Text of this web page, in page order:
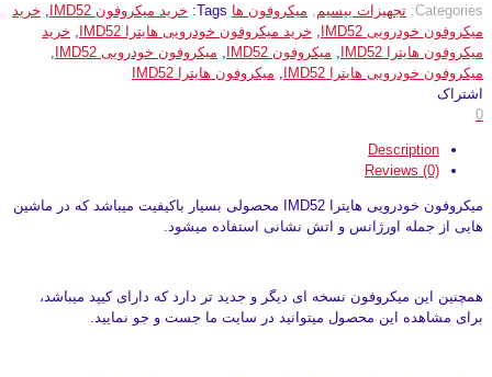
Categories: تجهیزات بیسیم میکروفون ها Tags: خرید میکروفون IMD52
خرید
میکروفون خودرویی IMD52
خرید میکروفون خودرویی هایترا IMD52
خرید
میکروفون هایترا IMD52
میکروفون IMD52 میکروفون خودرویی IMD52
میکروفون خودرویی هایترا IMD52
میکروفون هایترا IMD52
اشتراک
0
Description
Reviews (0)
میکروفون خودرویی هایترا IMD52 محصولی بسیار باکیفیت میباشد که در ماشین
هایی از جمله اورژانس و اتش نشانی استفاده میشود.
همچنین این میکروفون نسخه ای دیگر و جدید تر دارد که دارای کیپد میباشد،
برای مشاهده این محصول میتوانید در سایت ما جست و جو نمایید.